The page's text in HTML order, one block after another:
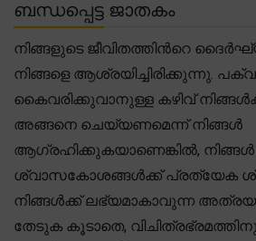
ബന്ധപ്പെട്ട ജാതകം
നിങ്ങളുടെ ജീവിതത്തിന്‍റെ
നിങ്ങളെ ആശ്രയിച്ചിരിക്കുന്നു.
കൈവരിക്കുവാനുള്ള കഴിവ്
അങ്ങനെ ചെയ്യണമെന്ന് നിങ്ങൾ
ആഗ്രഹിക്കുകയാണെങ്കിൽ, നിങ്ങൾ
ശ്വാസകോശങ്ങൾക്ക് പ്രത്യേക
നിങ്ങൾക്ക് ലഭ്യമാകാവുന്ന
തേടുക കൂടാതെ,